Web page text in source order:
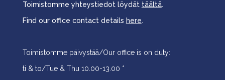
Toimistomme yhteystiedot löydät täältä.
Find our office contact details here.
Toimistomme päivystää/Our office is on duty:
ti & to/Tue & Thu 10.00-13.00 *